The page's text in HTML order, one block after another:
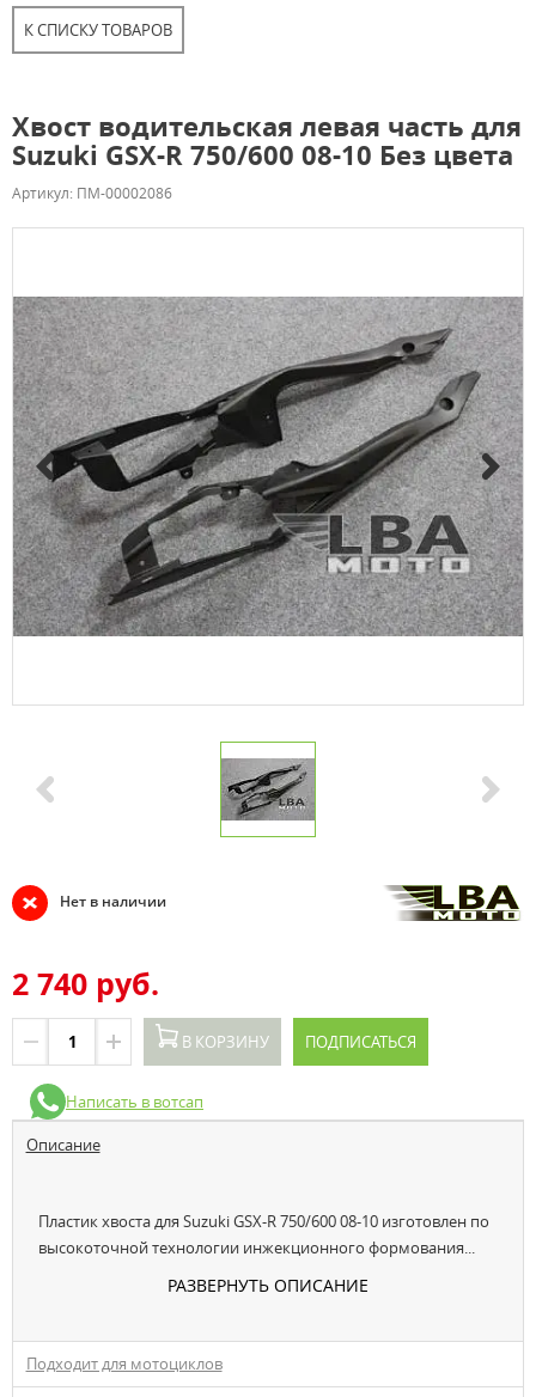
К СПИСКУ ТОВАРОВ
Хвост водительская левая часть для
Suzuki GSX-R 750/600 08-10 Без цвета
Артикул: ПМ-00002086
Нет в наличии
2 740 руб.
В КОРЗИНУ ПОДПИСАТЬСЯ
Написать в вотсап
Описание
Пластик хвоста для Suzuki GSX-R 750/600 08-10 изготовлен по
высокоточной технологии инжекционного формования...
РАЗВЕРНУТЬ ОПИСАНИЕ
Подходит для мотоциклов